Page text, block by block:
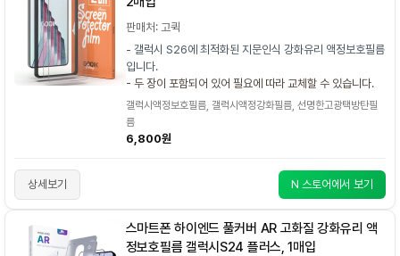
판매처: 고퀵
- 갤럭시 S26에 최적화된 지문인식 강화유리 액정보호필름
입니다.
- 두 장이 포함되어 있어 필요에 따라 교체할 수 있습니다.
갤럭시액정보호필름, 갤럭시액정강화필름, 선명한고광택방탄필
름
6,800원
상세보기 N 스토어에서 보기
스마트폰 하이엔드 풀커버 AR 고화질 강화유리 액
정보호필름 갤럭시S24 플러스, 1매입